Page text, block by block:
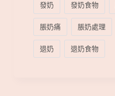
發奶
發奶食物
脹奶痛
脹奶處理
退奶
退奶食物